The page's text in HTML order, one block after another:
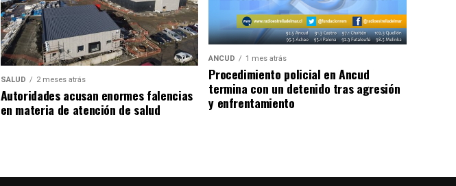
SALUD 2 meses atrás
Autoridades acusan enormes falencias
en materia de atención de salud
ANCUD 1 mes atrás
Procedimiento policial en Ancud
termina con un detenido tras agresión
y enfrentamiento